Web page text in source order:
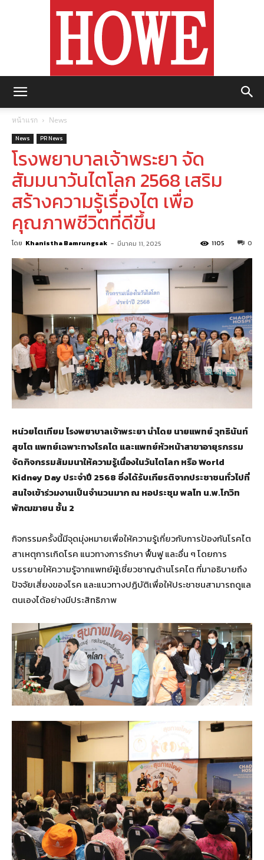
หน้าแรก News
News PR News
โรงพยาบาลเจ้าพระยา จัด
สัมมนาวันไตโลก 2568 เสริม
สร้างความรู้เรื่องไต เพื่อ
คุณภาพชีวิตที่ดีขึ้น
โดย Khanistha Bamrungsak - มีนาคม 11, 2025 0
1105
หน่วยไตเทียม โรงพยาบาลเจ้าพระยา นำโดย นายแพทย์ วุทธินันท์
สุขโต แพทย์เฉพาะทางโรคไต และแพทย์หัวหน้าสาขาอายุรกรรม
จัดกิจกรรมสัมมนาให้ความรู้เนื่องในวันไตโลก หรือ World
Kidney Day ประจำปี 2568 ซึ่งได้รับเกียรติจากประชาชนทั่วไปที่
สนใจเข้าร่วมงานเป็นจำนวนมาก ณ หอประชุม พลโท น.พ.โกวิท
พัฑฒฆายน ชั้น 2
กิจกรรมครั้งนี้มีจุดมุ่งหมายเพื่อให้ความรู้เกี่ยวกับการป้องกันโรคไต
สาเหตุการเกิดโรค แนวทางการรักษา ฟื้นฟู และอื่น ๆ โดยการ
บรรยายให้ความรู้จากแพทย์ผู้เชี่ยวชาญด้านโรคไต ที่มาอธิบายถึง
ปัจจัยเสี่ยงของโรค และแนวทางปฏิบัติเพื่อให้ประชาชนสามารถดูแล
ตนเองได้อย่างมีประสิทธิภาพ